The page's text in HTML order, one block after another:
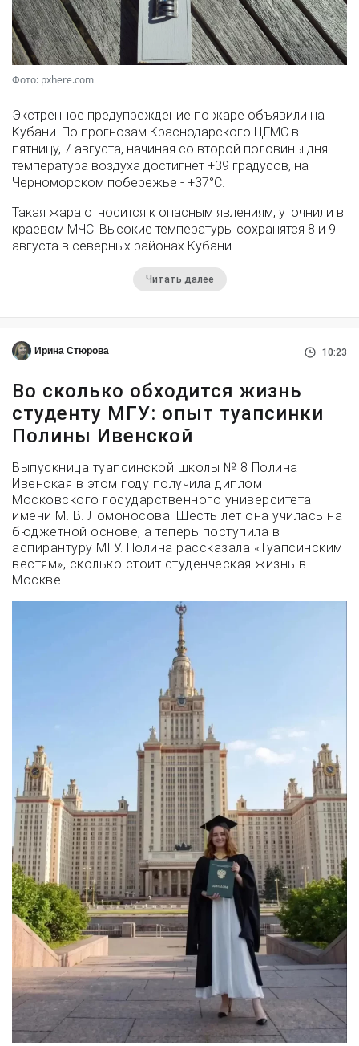
Фото: pxhere.com
Экстренное предупреждение по жаре объявили на
Кубани. По прогнозам Краснодарского ЦГМС в
пятницу, 7 августа, начиная со второй половины дня
температура воздуха достигнет +39 градусов, на
Черноморском побережье - +37°­С.
Такая жара относится к опасным явлениям, уточнили в
краевом МЧС. Высокие температуры сохранятся 8 и 9
августа в северных районах Кубани.
Читать далее
Ирина Стюрова 10:23
Во сколько обходится жизнь
студенту МГУ: опыт туапсинки
Полины Ивенской
Выпускница туапсинской школы № 8 Полина
Ивенская в этом году получила диплом
Московского государственного университета
имени М. В. Ломоносова. Шесть лет она училась на
бюджетной основе, а теперь поступила в
аспирантуру МГУ. Полина рассказала «Туапсинским
вестям», сколько стоит студенческая жизнь в
Москве.